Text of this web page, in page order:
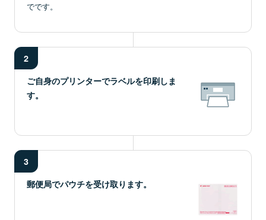
でです。
2
ご自身のプリンターでラベルを印刷しま
す。
3
郵便局でパウチを受け取ります。